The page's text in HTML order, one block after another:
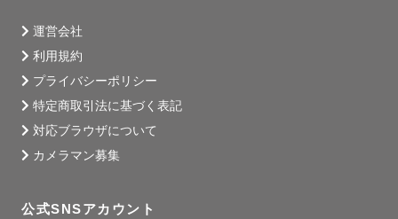
運営会社
利用規約
プライバシーポリシー
特定商取引法に基づく表記
対応ブラウザについて
カメラマン募集
公式SNSアカウント